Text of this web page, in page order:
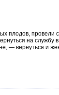
плодов,
на службу
— вернуться и